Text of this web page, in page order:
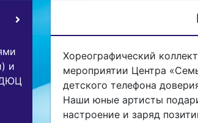
и
Хореографический
мероприятии Центра
детского телефона
Наши юные артисты
настроение и заряд